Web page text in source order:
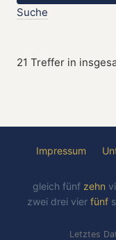
Suche
21 Treffer in
Impressum
gleich fünf zehn
zwei drei vier fünf
Letztes